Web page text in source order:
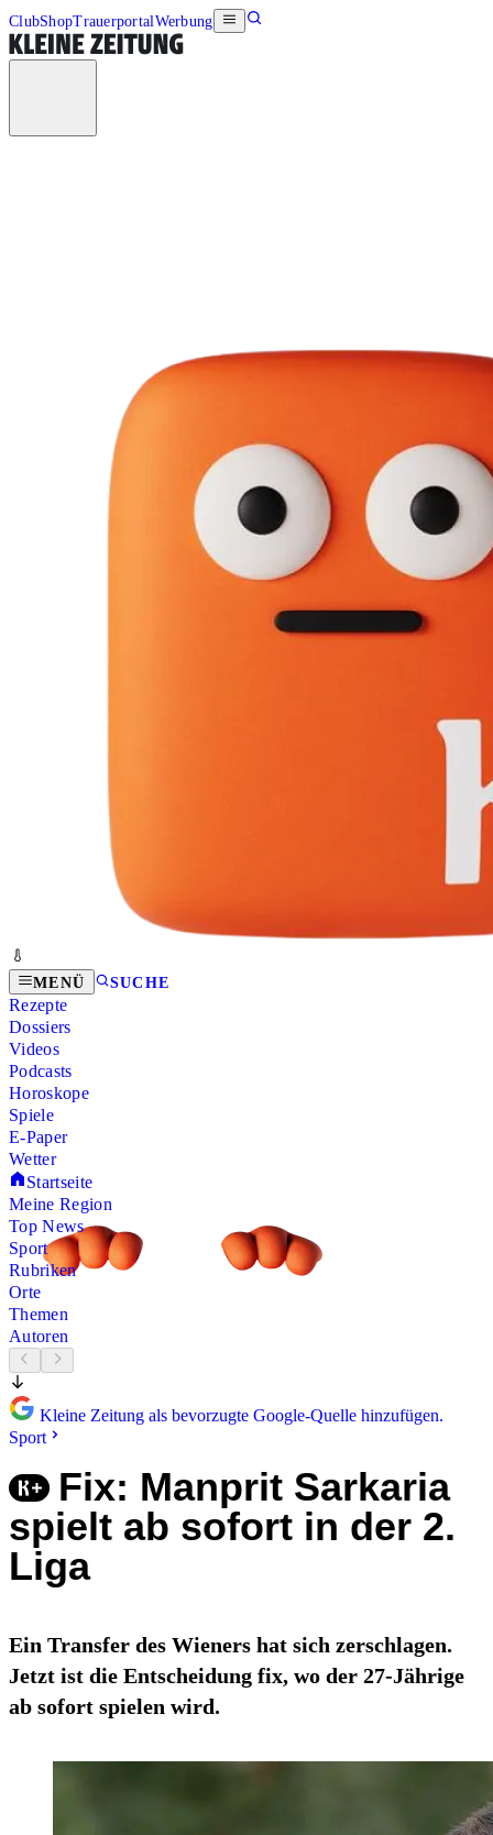
ClubShopTrauerportalWerbung
MENÜ SUCHE
Rezepte
Dossiers
Videos
Podcasts
Horoskope
Spiele
E-Paper
Wetter
Startseite
Meine Region
Top News
Sport
Rubriken
Orte
Themen
Autoren
Kleine Zeitung als bevorzugte Google-Quelle hinzufügen.
Sport
Fix: Manprit Sarkaria
spielt ab sofort in der 2.
Liga
Ein Transfer des Wieners hat sich zerschlagen.
Jetzt ist die Entscheidung fix, wo der 27-Jährige
ab sofort spielen wird.